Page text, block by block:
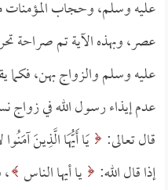
عليه وسلم، وحجاب
عصر، وبهذه الآية تم صراحة
عليه وسلم والزواج بهن، فكما
عدم إيذاء رسول الله في زواج
قال تعالى: يَا أَيُّهَا الَّذِينَ
إذا قال الله:
يا أيها الناس